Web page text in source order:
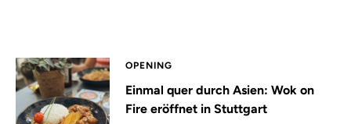
OPENING
Einmal quer durch Asien: Wok on
Fire eröffnet in Stuttgart